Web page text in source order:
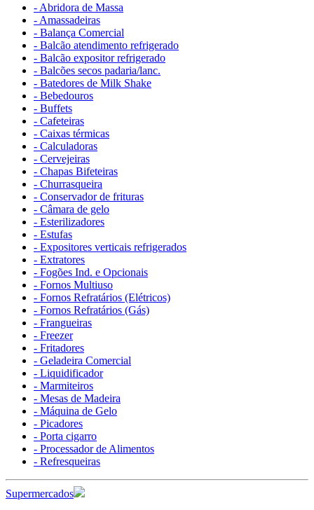
- Abridora de Massa
- Amassadeiras
- Balança Comercial
- Balcão atendimento refrigerado
- Balcão expositor refrigerado
- Balcões secos padaria/lanc.
- Batedores de Milk Shake
- Bebedouros
- Buffets
- Cafeteiras
- Caixas térmicas
- Calculadoras
- Cervejeiras
- Chapas Bifeteiras
- Churrasqueira
- Conservador de frituras
- Câmara de gelo
- Esterilizadores
- Estufas
- Expositores verticais refrigerados
- Extratores
- Fogões Ind. e Opcionais
- Fornos Multiuso
- Fornos Refratários (Elétricos)
- Fornos Refratários (Gás)
- Frangueiras
- Freezer
- Fritadores
- Geladeira Comercial
- Liquidificador
- Marmiteiros
- Mesas de Madeira
- Máquina de Gelo
- Picadores
- Porta cigarro
- Processador de Alimentos
- Refresqueiras
Supermercados